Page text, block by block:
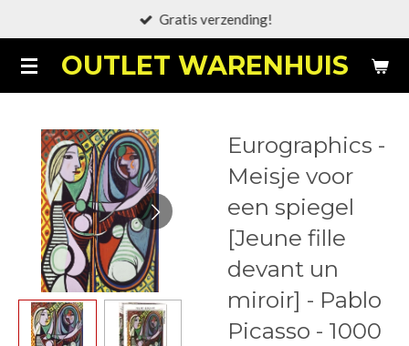
naar
de
OUTLET WARENHUIS
Gratis verzending!
Eurographics -
Meisje voor
een spiegel
[Jeune fille
devant un
miroir] - Pablo
Picasso - 1000